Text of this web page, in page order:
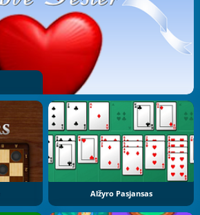
Alžyro Pasjansas